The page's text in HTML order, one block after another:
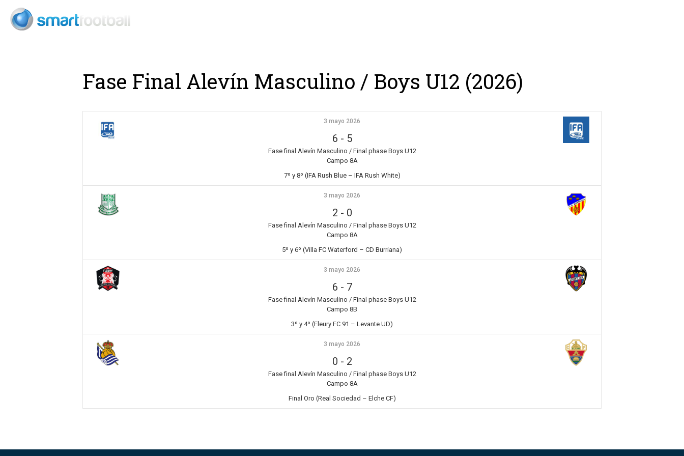
Fase Final Alevín Masculino / Boys U12 (2026)
3 mayo 2026
6 - 5
Fase final Alevín Masculino / Final phase Boys U12
Campo 8A
7º y 8º (IFA Rush Blue – IFA Rush White)
3 mayo 2026
2 - 0
Fase final Alevín Masculino / Final phase Boys U12
Campo 8A
5º y 6º (Villa FC Waterford – CD Burriana)
3 mayo 2026
6 - 7
Fase final Alevín Masculino / Final phase Boys U12
Campo 8B
3º y 4º (Fleury FC 91 – Levante UD)
3 mayo 2026
0 - 2
Fase final Alevín Masculino / Final phase Boys U12
Campo 8A
Final Oro (Real Sociedad – Elche CF)